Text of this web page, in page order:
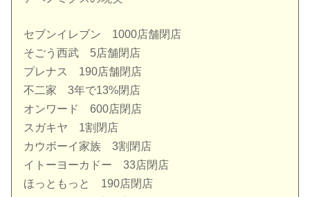
セブンイレブン 1000店舗閉店
そごう西武 5店舗閉店
プレナス 190店舗閉店
不二家 3年で13%閉店
オンワード 600店閉店
スガキヤ 1割閉店
カウボーイ家族 3割閉店
イトーヨーカドー 33店閉店
ほっともっと 190店閉店